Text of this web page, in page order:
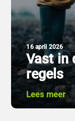
16 april 2026
Vast in
regels
Lees meer